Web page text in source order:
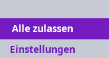
Alle zulassen
Einstellungen